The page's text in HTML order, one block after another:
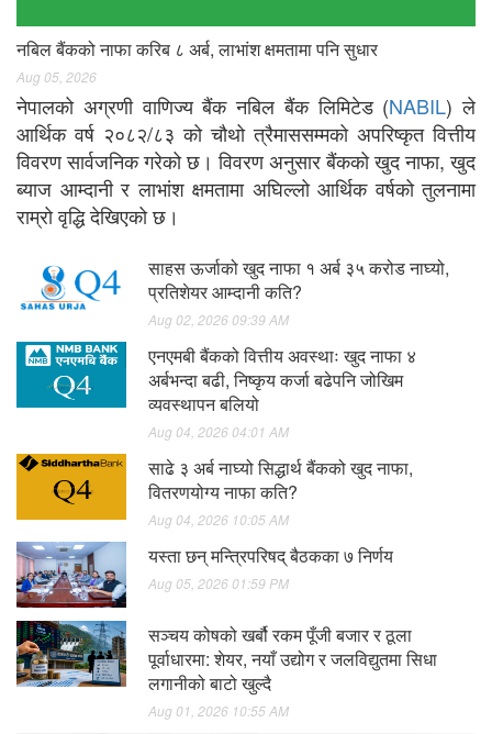
नबिल बैंकको नाफा करिब ८ अर्ब, लाभांश क्षमतामा पनि सुधार
Aug 05, 2026
नेपालको अग्रणी वाणिज्य बैंक नबिल बैंक लिमिटेड (NABIL) ले
आर्थिक वर्ष २०८२/८३ को चौथो त्रैमाससम्मको अपरिष्कृत वित्तीय
विवरण सार्वजनिक गरेको छ। विवरण अनुसार बैंकको खुद नाफा, खुद
ब्याज आम्दानी र लाभांश क्षमतामा अघिल्लो आर्थिक वर्षको तुलनामा
राम्रो वृद्धि देखिएको छ।
साहस ऊर्जाको खुद नाफा १ अर्ब ३५ करोड नाघ्यो,
प्रतिशेयर आम्दानी कति?
Aug 02, 2026 09:39 AM
एनएमबी बैंकको वित्तीय अवस्थाः खुद नाफा ४
अर्बभन्दा बढी, निष्कृय कर्जा बढेपनि जोखिम
व्यवस्थापन बलियो
Aug 04, 2026 04:01 AM
साढे ३ अर्ब नाघ्यो सिद्धार्थ बैंकको खुद नाफा,
वितरणयोग्य नाफा कति?
Aug 04, 2026 10:05 AM
यस्ता छन् मन्त्रिपरिषद् बैठकका ७ निर्णय
Aug 05, 2026 01:59 PM
सञ्चय कोषको खर्बौ रकम पूँजी बजार र ठूला
पूर्वाधारमा: शेयर, नयाँ उद्योग र जलविद्युतमा सिधा
लगानीको बाटो खुल्दै
Aug 01, 2026 10:55 AM